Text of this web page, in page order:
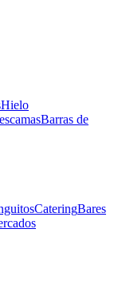
Hielo
Barras de
CateringBares